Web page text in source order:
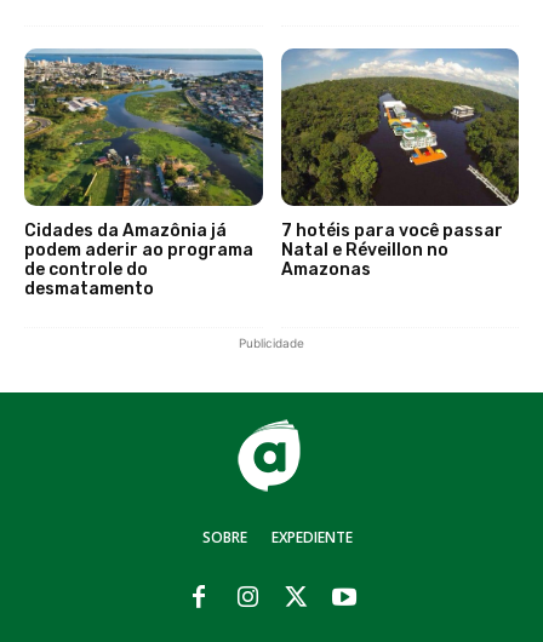
Cidades da Amazônia já
podem aderir ao programa
de controle do
desmatamento
7 hotéis para você passar
Natal e Réveillon no
Amazonas
Publicidade
SOBRE EXPEDIENTE